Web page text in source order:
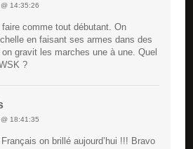
@ 14:35:26
faire comme tout débutant. On
en faisant ses armes dans des
gravit les marches une à une. Quel
?
@ 18:41:35
on brillé aujourd’hui !!! Bravo